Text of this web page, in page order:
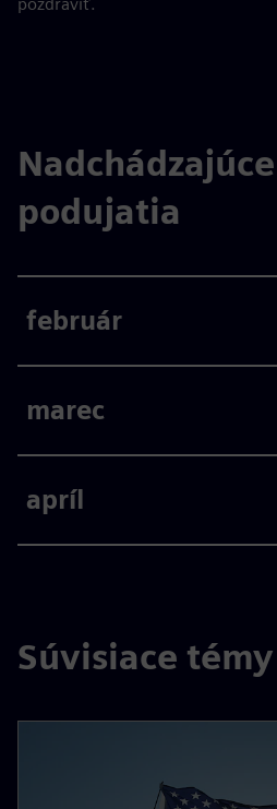
podujatia
február
marec
apríl
Súvisiace témy